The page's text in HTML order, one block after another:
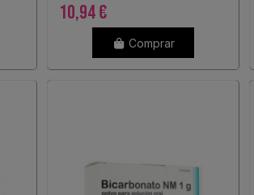
10,94 €
Comprar